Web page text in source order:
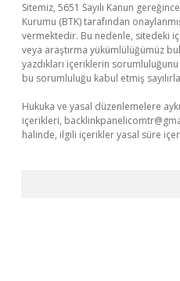
Sitemiz, 5651 Sayılı Kanun
Kurumu (BTK) tarafından
vermektedir. Bu nedenle, sitedeki
veya araştırma yükümlülüğümüz
yazdıkları içeriklerin
bu sorumluluğu kabul etmiş
Hukuka ve yasal düzenlemelere
içerikleri,
halinde, ilgili içerikler yasal süre